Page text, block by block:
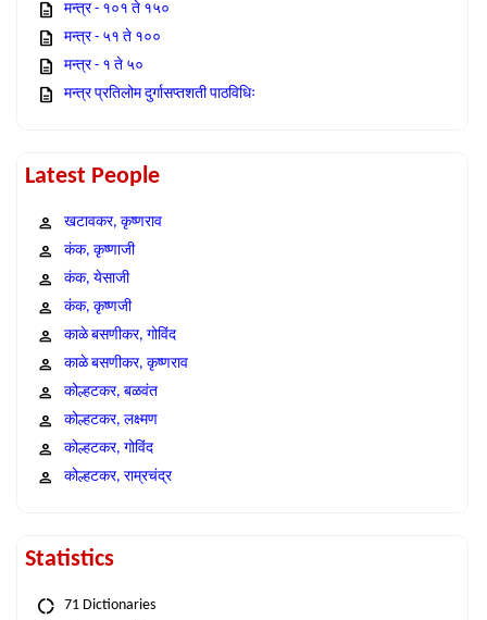
मन्त्र - १०१ ते १५०
मन्त्र - ५१ ते १००
मन्त्र - १ ते ५०
मन्त्र प्रतिलोम दुर्गासप्तशती पाठविधिः
Latest People
खटावकर, कृष्णराव
कंक, कृष्णाजी
कंक, येसाजी
कंक, कृष्णजी
काळे बसणीकर, गोविंद
काळे बसणीकर, कृष्णराव
कोल्हटकर, बळवंत
कोल्हटकर, लक्ष्मण
कोल्हटकर, गोविंद
कोल्हटकर, राम्रचंद्र
Statistics
71 Dictionaries